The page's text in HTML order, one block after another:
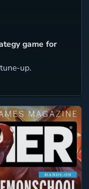
game for
up.